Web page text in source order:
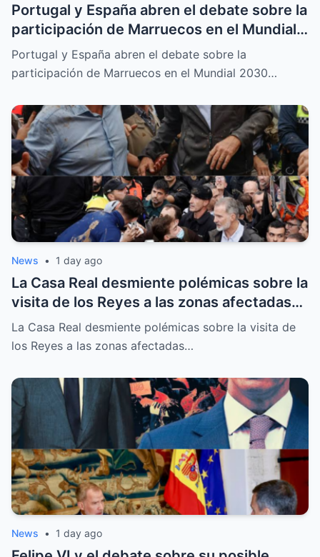
Portugal y España abren el debate sobre la
participación de Marruecos en el Mundial
2030 tras la crisis de Ceuta
Portugal y España abren el debate sobre la
participación de Marruecos en el Mundial 2030…
News • 1 day ago
La Casa Real desmiente polémicas sobre la
visita de los Reyes a las zonas afectadas
por los incendios en Madrid
La Casa Real desmiente polémicas sobre la visita de
los Reyes a las zonas afectadas…
News • 1 day ago